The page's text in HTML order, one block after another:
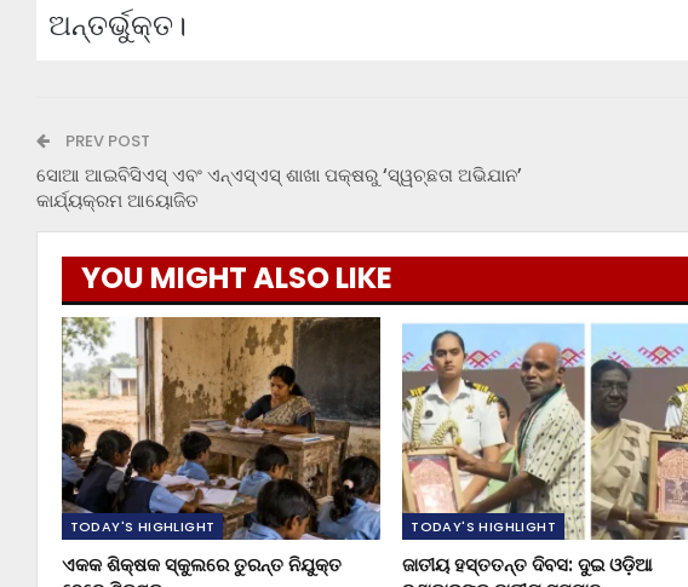
ଅନ୍ତର୍ଭୁକ୍ତ।
PREV POST
ସୋଆ ଆଇବିସିଏସ୍ ଏବଂ ଏନ୍‌ଏସ୍‌ଏସ୍ ଶାଖା ପକ୍ଷରୁ ‘ସ୍ୱଚ୍ଛତା ଅଭିଯାନ’
କାର୍ଯ୍ୟକ୍ରମ ଆୟୋଜିତ
YOU MIGHT ALSO LIKE
TODAY'S HIGHLIGHT
ଏକକ ଶିକ୍ଷକ ସ୍କୁଲରେ ତୁରନ୍ତ ନିଯୁକ୍ତ
TODAY'S HIGHLIGHT
ଜାତୀୟ ହସ୍ତତନ୍ତ ଦିବସ: ଦୁଇ ଓଡ଼ିଆ